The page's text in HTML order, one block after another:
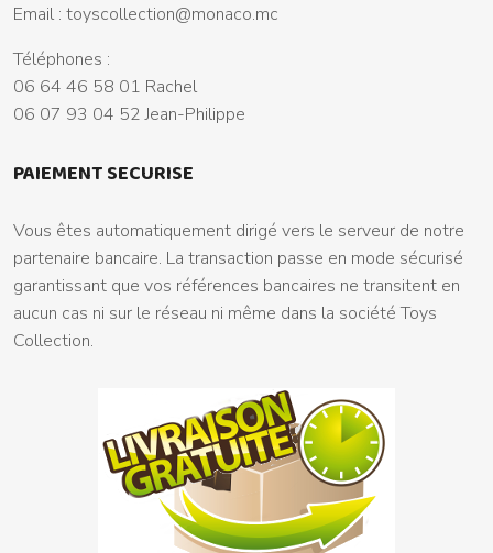
Email : toyscollection@monaco.mc
Téléphones :
06 64 46 58 01 Rachel
06 07 93 04 52 Jean-Philippe
PAIEMENT SECURISE
Vous êtes automatiquement dirigé vers le serveur de notre
partenaire bancaire. La transaction passe en mode sécurisé
garantissant que vos références bancaires ne transitent en
aucun cas ni sur le réseau ni même dans la société Toys
Collection.